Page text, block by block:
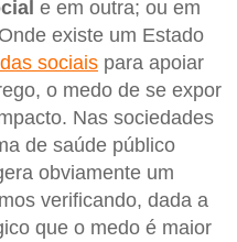
e em outra; ou em
existe um Estado
sociais para apoiar
o medo de se expor
Nas sociedades
de saúde público
obviamente um
verificando, dada a
que o medo é maior